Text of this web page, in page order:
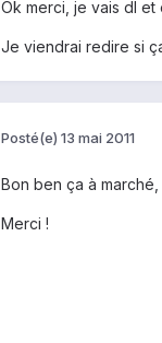
Ok merci, je vais dl et
Je viendrai redire si
Posté(e) 13 mai 2011
Bon ben ça à
Merci !